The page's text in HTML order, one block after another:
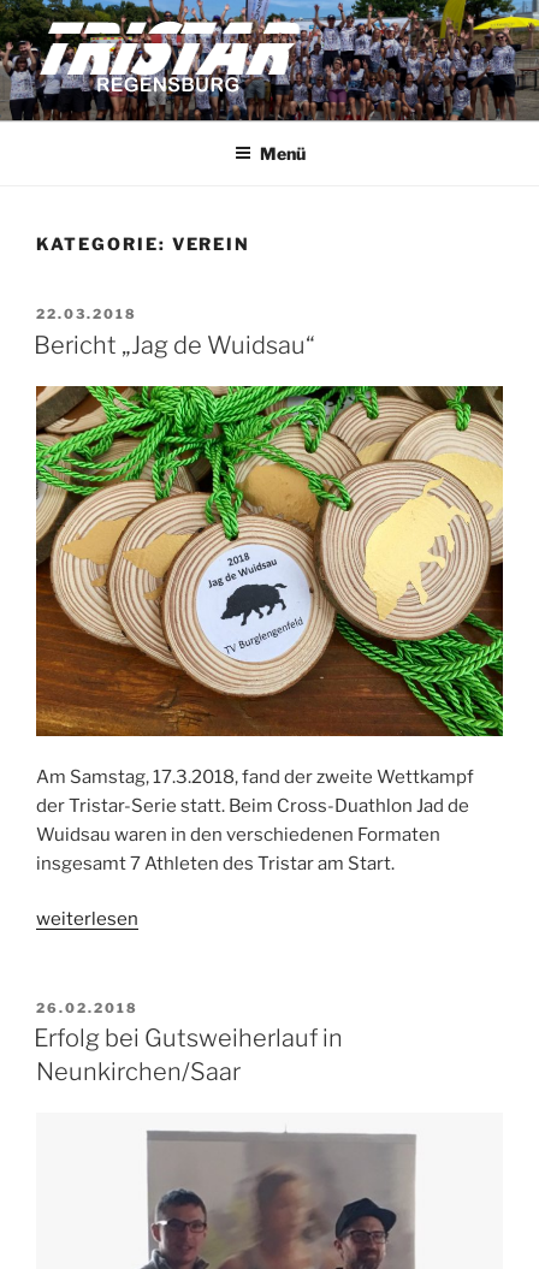
Zum
Inhalt
springen
TRISTAR REGENSBURG
Triathleten der Stadt Regensburg e.V.
Menü
KATEGORIE: VEREIN
VERÖFFENTLICHT
AM
22.03.2018
Bericht „Jag de Wuidsau“
Am Samstag, 17.3.2018, fand der zweite Wettkampf
der Tristar-Serie statt. Beim Cross-Duathlon Jad de
Wuidsau waren in den verschiedenen Formaten
insgesamt 7 Athleten des Tristar am Start.
„Bericht
Wuidsau““
weiterlesen
VERÖFFENTLICHT
AM
26.02.2018
Erfolg bei Gutsweiherlauf in
Neunkirchen/Saar